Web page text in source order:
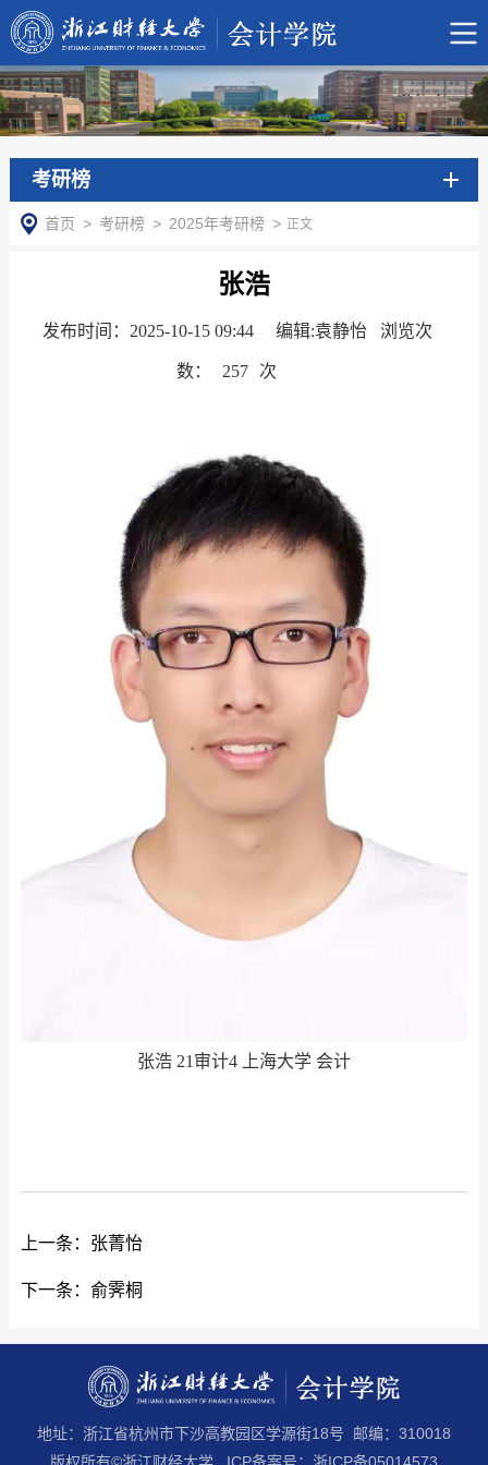
考研榜
首页 > 考研榜 > 2025年考研榜 > 正文
张浩
发布时间：2025-10-15 09:44 编辑:袁静怡 浏览次
数： 257 次
张浩 21审计4 上海大学 会计
上一条： 张菁怡
下一条： 俞霁桐
地址：浙江省杭州市下沙高教园区学源街18号 邮编：310018
版权所有©浙江财经大学 ICP备案号：浙ICP备05014573